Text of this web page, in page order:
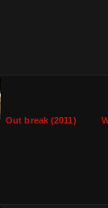
Out break (2011)